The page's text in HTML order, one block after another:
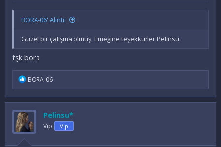
BORA-06' Alıntı:
Güzel bir çalışma olmuş. Emeğine teşekkürler Pelinsu.
tşk bora
İ
d
e
l
e
r
:
BORA-06
Pelinsu*
Vip Vip